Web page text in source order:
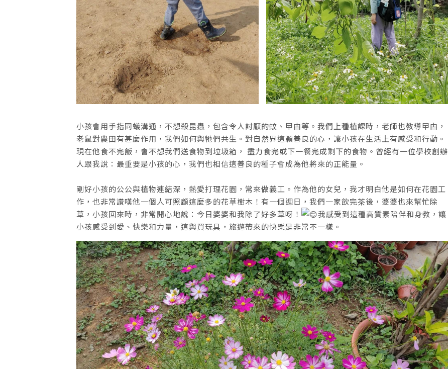
小孩會用手指同蟻溝通，不想殺昆蟲，包含令人討厭的蚊、曱甴等。我們上種植課時，老師也教導曱甴，
老鼠對農田有甚麼作用，我們如何與牠們共生。對自然界這顆善良的心，讓小孩在生活上有感受和行動。
現在他食不完飯，會不想我們送食物到垃圾箱， 盡力食完或下一餐完成剩下的食物。曾經有一位學校創辦
人跟我說：最重要是小孩的心，我們也相信這善良的種子會成為他將來的正能量。
剛好小孩的公公與植物連結深，熱愛打理花園，常來做義工。作為他的女兒，我才明白他是如何在花園工
作，也非常讚嘆他一個人可照顧這麼多的花草樹木！有一個週日，我們一家飲完茶後，婆婆也來幫忙除
草，小孩回來時，非常開心地說：今日婆婆和我除了好多草呀！
我感受到這種高質素陪伴和身教，讓
小孩感受到愛、快樂和力量，這與買玩具，旅遊帶來的快樂是非常不一樣。